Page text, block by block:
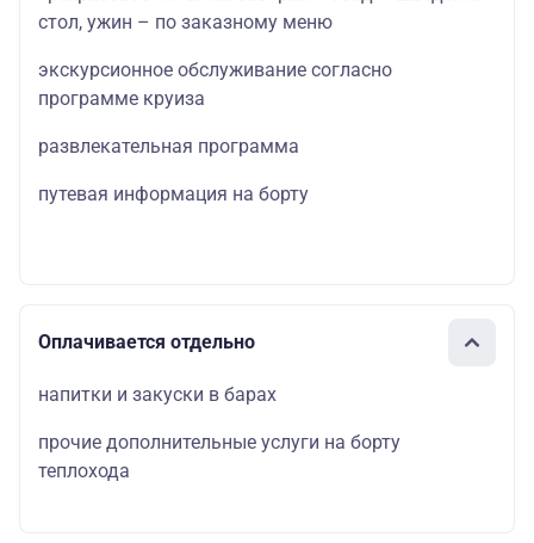
стол, ужин – по заказному меню
экскурсионное обслуживание согласно
программе круиза
развлекательная программа
путевая информация на борту
Оплачивается отдельно
напитки и закуски в барах
прочие дополнительные услуги на борту
теплохода